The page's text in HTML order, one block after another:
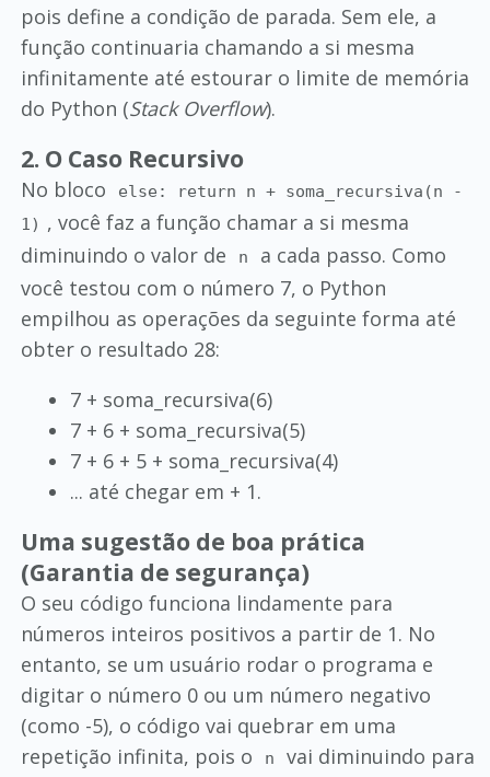
pois define a condição de parada. Sem ele, a
função continuaria chamando a si mesma
infinitamente até estourar o limite de memória
do Python (Stack Overflow).
2. O Caso Recursivo
No bloco
else: return n + soma_recursiva(n -
1) , você faz a função chamar a si mesma
diminuindo o valor de
n
a cada passo. Como
você testou com o número 7, o Python
empilhou as operações da seguinte forma até
obter o resultado 28:
7 + soma_recursiva(6)
7 + 6 + soma_recursiva(5)
7 + 6 + 5 + soma_recursiva(4)
... até chegar em + 1.
Uma sugestão de boa prática
(Garantia de segurança)
O seu código funciona lindamente para
números inteiros positivos a partir de 1. No
entanto, se um usuário rodar o programa e
digitar o número 0 ou um número negativo
(como -5), o código vai quebrar em uma
repetição infinita, pois o
n
vai diminuindo para